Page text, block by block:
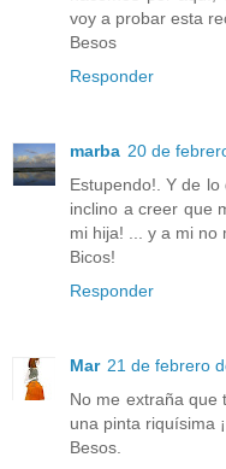
voy a probar esta
Besos
Responder
marba 20 de
Estupendo!. Y de
inclino a creer que
mi hija! ... y a mi no
Bicos!
Responder
Mar 21 de febrero
No me extraña que
una pinta riquísima
Besos.